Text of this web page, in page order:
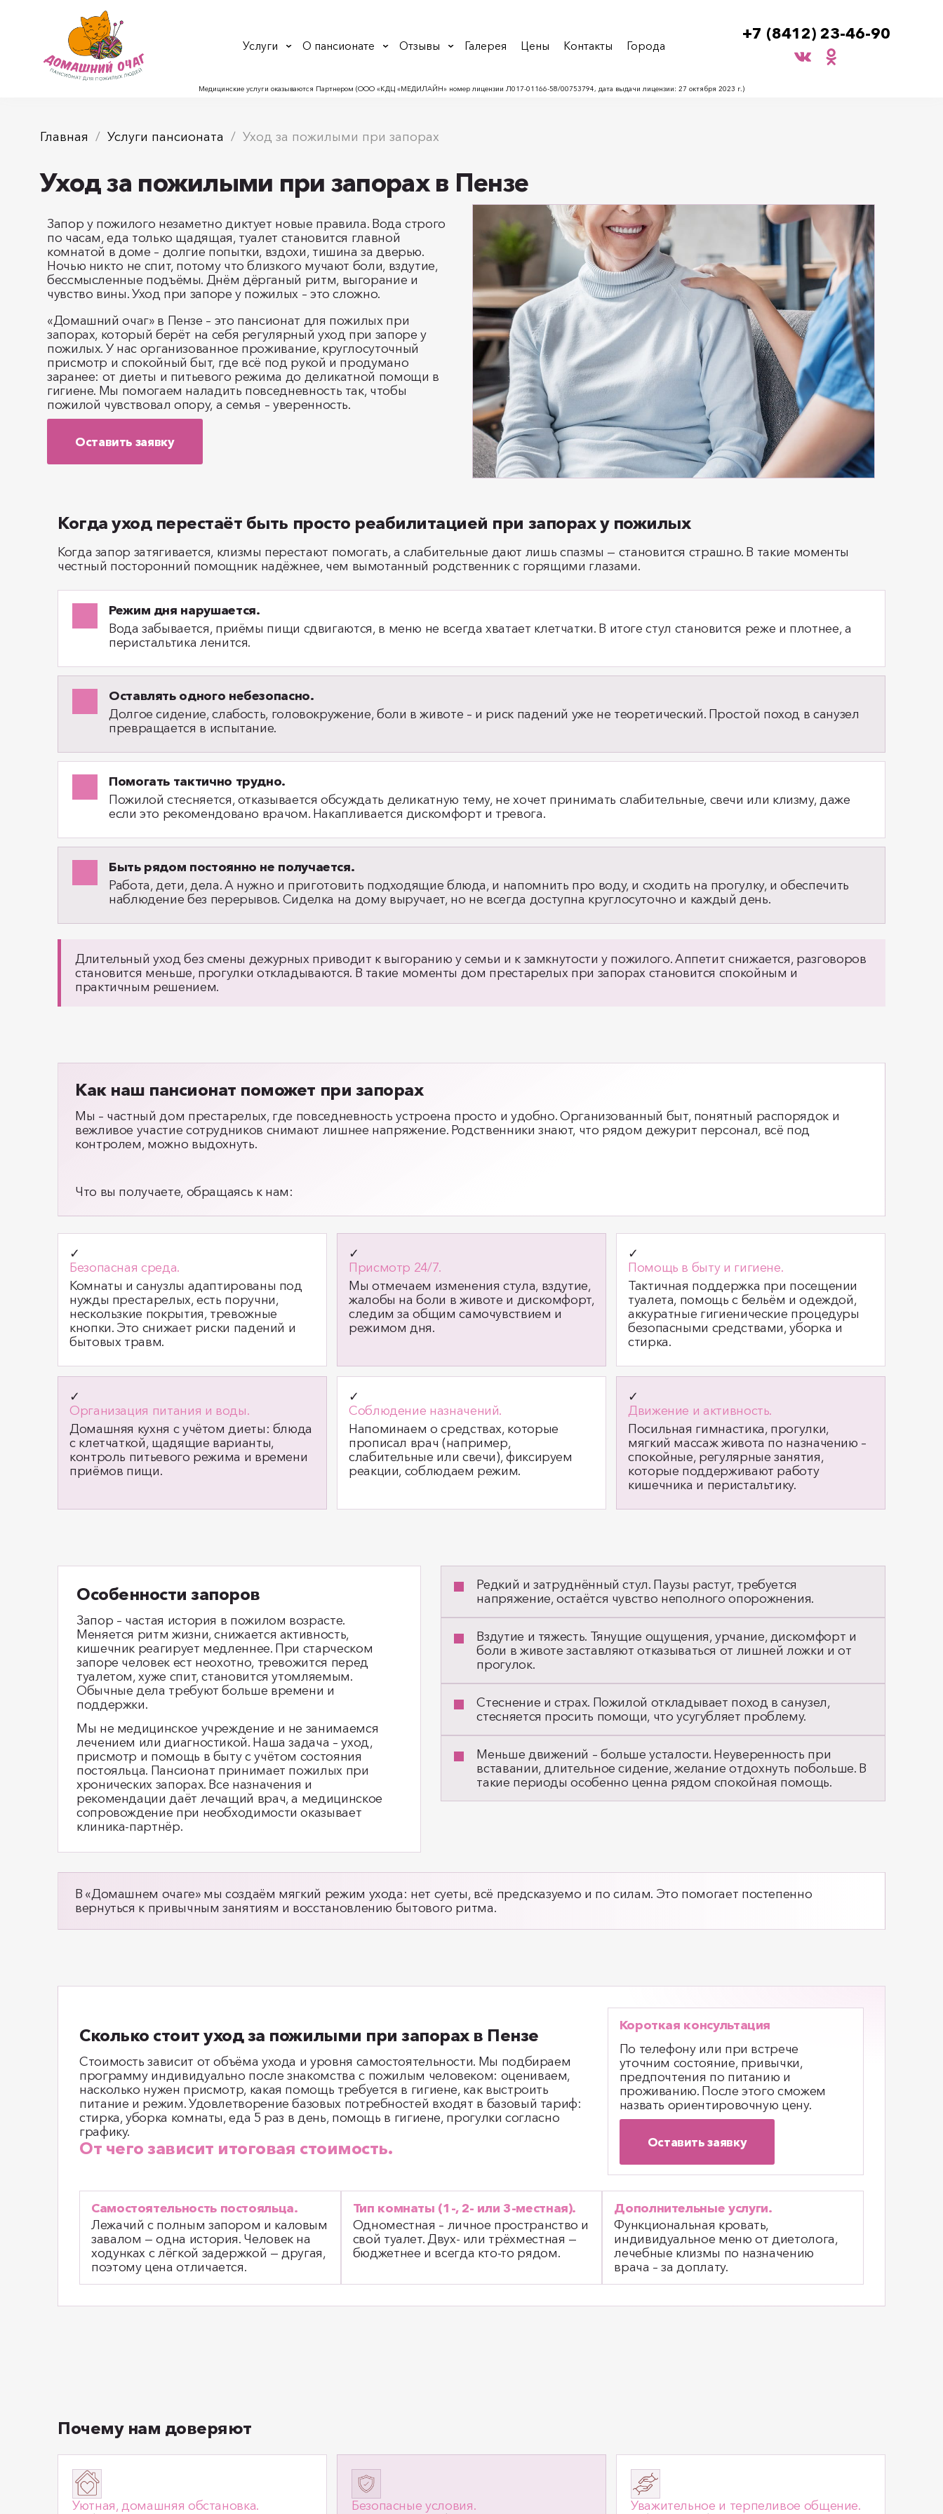
Услуги О пансионате Отзывы Галерея Цены Контакты Города
+7 (8412) 23-46-90
Медицинские услуги оказываются Партнером (ООО «КДЦ «МЕДИЛАЙН» номер лицензии Л017-01166-58/00753794, дата выдачи лицензии: 27 октября 2023 г.)
Главная Услуги пансионата Уход за пожилыми при запорах
Уход за пожилыми при запорах в Пензе
Запор у пожилого незаметно диктует новые правила. Вода строго
по часам, еда только щадящая, туалет становится главной
комнатой в доме – долгие попытки, вздохи, тишина за дверью.
Ночью никто не спит, потому что близкого мучают боли, вздутие,
бессмысленные подъёмы. Днём дёрганый ритм, выгорание и
чувство вины. Уход при запоре у пожилых – это сложно.
«Домашний очаг» в Пензе – это пансионат для пожилых при
запорах, который берёт на себя регулярный уход при запоре у
пожилых. У нас организованное проживание, круглосуточный
присмотр и спокойный быт, где всё под рукой и продумано
заранее: от диеты и питьевого режима до деликатной помощи в
гигиене. Мы помогаем наладить повседневность так, чтобы
пожилой чувствовал опору, а семья – уверенность.
Оставить заявку
Когда уход перестаёт быть просто реабилитацией при запорах у пожилых
Когда запор затягивается, клизмы перестают помогать, а слабительные дают лишь спазмы — становится страшно. В такие моменты
честный посторонний помощник надёжнее, чем вымотанный родственник с горящими глазами.
Режим дня нарушается.
Вода забывается, приёмы пищи сдвигаются, в меню не всегда хватает клетчатки. В итоге стул становится реже и плотнее, а
перистальтика ленится.
Оставлять одного небезопасно.
Долгое сидение, слабость, головокружение, боли в животе – и риск падений уже не теоретический. Простой поход в санузел
превращается в испытание.
Помогать тактично трудно.
Пожилой стесняется, отказывается обсуждать деликатную тему, не хочет принимать слабительные, свечи или клизму, даже
если это рекомендовано врачом. Накапливается дискомфорт и тревога.
Быть рядом постоянно не получается.
Работа, дети, дела. А нужно и приготовить подходящие блюда, и напомнить про воду, и сходить на прогулку, и обеспечить
наблюдение без перерывов. Сиделка на дому выручает, но не всегда доступна круглосуточно и каждый день.
Длительный уход без смены дежурных приводит к выгоранию у семьи и к замкнутости у пожилого. Аппетит снижается, разговоров
становится меньше, прогулки откладываются. В такие моменты дом престарелых при запорах становится спокойным и
практичным решением.
Как наш пансионат поможет при запорах
Мы – частный дом престарелых, где повседневность устроена просто и удобно. Организованный быт, понятный распорядок и
вежливое участие сотрудников снимают лишнее напряжение. Родственники знают, что рядом дежурит персонал, всё под
контролем, можно выдохнуть.
Что вы получаете, обращаясь к нам:
✓
Безопасная среда.
Комнаты и санузлы адаптированы под
нужды престарелых, есть поручни,
нескользкие покрытия, тревожные
кнопки. Это снижает риски падений и
бытовых травм.
✓
Присмотр 24/7.
Мы отмечаем изменения стула, вздутие,
жалобы на боли в животе и дискомфорт,
следим за общим самочувствием и
режимом дня.
✓
Помощь в быту и гигиене.
Тактичная поддержка при посещении
туалета, помощь с бельём и одеждой,
аккуратные гигиенические процедуры
безопасными средствами, уборка и
стирка.
✓
Организация питания и воды.
Домашняя кухня с учётом диеты: блюда
с клетчаткой, щадящие варианты,
контроль питьевого режима и времени
приёмов пищи.
✓
Соблюдение назначений.
Напоминаем о средствах, которые
прописал врач (например,
слабительные или свечи), фиксируем
реакции, соблюдаем режим.
✓
Движение и активность.
Посильная гимнастика, прогулки,
мягкий массаж живота по назначению –
спокойные, регулярные занятия,
которые поддерживают работу
кишечника и перистальтику.
Особенности запоров
Запор – частая история в пожилом возрасте.
Меняется ритм жизни, снижается активность,
кишечник реагирует медленнее. При старческом
запоре человек ест неохотно, тревожится перед
туалетом, хуже спит, становится утомляемым.
Обычные дела требуют больше времени и
поддержки.
Мы не медицинское учреждение и не занимаемся
лечением или диагностикой. Наша задача – уход,
присмотр и помощь в быту с учётом состояния
постояльца. Пансионат принимает пожилых при
хронических запорах. Все назначения и
рекомендации даёт лечащий врач, а медицинское
сопровождение при необходимости оказывает
клиника‑партнёр.
Редкий и затруднённый стул. Паузы растут, требуется
напряжение, остаётся чувство неполного опорожнения.
Вздутие и тяжесть. Тянущие ощущения, урчание, дискомфорт и
боли в животе заставляют отказываться от лишней ложки и от
прогулок.
Стеснение и страх. Пожилой откладывает поход в санузел,
стесняется просить помощи, что усугубляет проблему.
Меньше движений – больше усталости. Неуверенность при
вставании, длительное сидение, желание отдохнуть побольше. В
такие периоды особенно ценна рядом спокойная помощь.
В «Домашнем очаге» мы создаём мягкий режим ухода: нет суеты, всё предсказуемо и по силам. Это помогает постепенно
вернуться к привычным занятиям и восстановлению бытового ритма.
Сколько стоит уход за пожилыми при запорах в Пензе
Стоимость зависит от объёма ухода и уровня самостоятельности. Мы подбираем
программу индивидуально после знакомства с пожилым человеком: оцениваем,
насколько нужен присмотр, какая помощь требуется в гигиене, как выстроить
питание и режим. Удовлетворение базовых потребностей входят в базовый тариф:
стирка, уборка комнаты, еда 5 раз в день, помощь в гигиене, прогулки согласно
графику.
От чего зависит итоговая стоимость.
Короткая консультация
По телефону или при встрече
уточним состояние, привычки,
предпочтения по питанию и
проживанию. После этого сможем
назвать ориентировочную цену.
Оставить заявку
Самостоятельность постояльца.
Лежачий с полным запором и каловым
завалом — одна история. Человек на
ходунках с лёгкой задержкой — другая,
поэтому цена отличается.
Тип комнаты (1‑, 2‑ или 3‑местная).
Одноместная – личное пространство и
свой туалет. Двух- или трёхместная —
бюджетнее и всегда кто-то рядом.
Дополнительные услуги.
Функциональная кровать,
индивидуальное меню от диетолога,
лечебные клизмы по назначению
врача – за доплату.
Почему нам доверяют
Уютная, домашняя обстановка.
Безопасные условия.
Уважительное и терпеливое общение.